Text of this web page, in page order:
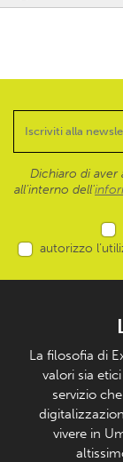
Dichiaro di
all’interno dell'
autorizzo
La filosofia di
valori sia
servizio
vivere in